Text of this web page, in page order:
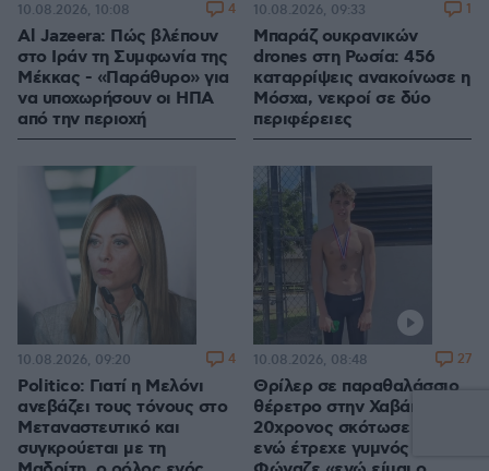
Al Jazeera: Πώς βλέπουν
στο Ιράν τη Συμφωνία της
Μέκκας - «Παράθυρο» για
να υποχωρήσουν οι ΗΠΑ
από την περιοχή
10.08.2026, 10:08 4
Μπαράζ ουκρανικών
drones στη Ρωσία: 456
καταρρίψεις ανακοίνωσε η
Μόσχα, νεκροί σε δύο
περιφέρειες
10.08.2026, 09:33 1
Politico: Γιατί η Μελόνι
ανεβάζει τους τόνους στο
Μεταναστευτικό και
συγκρούεται με τη
10.08.2026, 09:20 4
Θρίλερ σε παραθαλάσσιο
θέρετρο στην Χαβάη,
20χρονος σκότωσε άνδρα
ενώ έτρεχε γυμνός -
10.08.2026, 08:48 27